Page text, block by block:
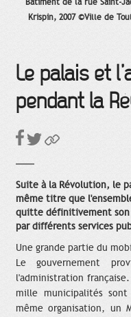
Bâtiment de la rue Saint-
Krispin, 2007 ©Ville de
Le palais et
pendant la
Suite à la Révolution, le
même titre que
quitte définitivement son
par différents services
Une grande partie du
Le gouvernement
l'administration
mille municipalités
même organisation, un